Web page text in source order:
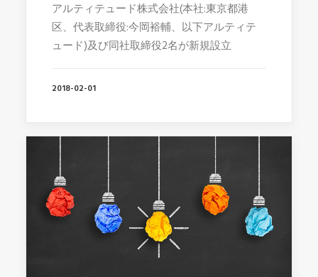
アルティテュード株式会社(本社:東京都港
区、代表取締役:今岡裕輔、以下アルティテ
ュード)及び同社取締役2名が新規設立
2018-02-01